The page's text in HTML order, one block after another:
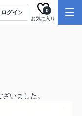
ログイン
お気に入り
0
いました。